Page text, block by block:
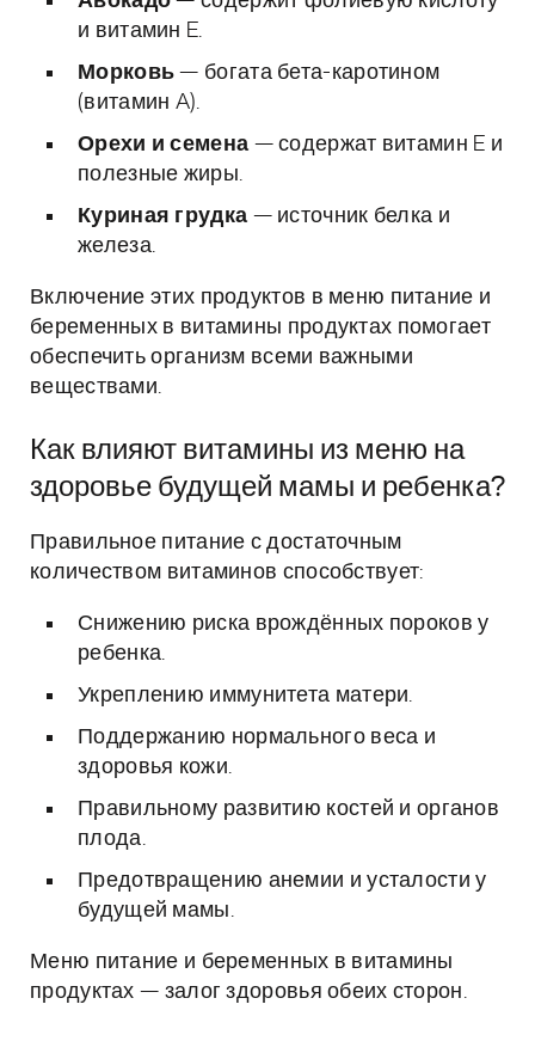
и витамин E.
Морковь — богата бета-каротином
(витамин A).
Орехи и семена — содержат витамин E и
полезные жиры.
Куриная грудка — источник белка и
железа.
Включение этих продуктов в меню питание и
беременных в витамины продуктах помогает
обеспечить организм всеми важными
веществами.
Как влияют витамины из меню на
здоровье будущей мамы и ребенка?
Правильное питание с достаточным
количеством витаминов способствует:
Снижению риска врождённых пороков у
ребенка.
Укреплению иммунитета матери.
Поддержанию нормального веса и
здоровья кожи.
Правильному развитию костей и органов
плода.
Предотвращению анемии и усталости у
будущей мамы.
Меню питание и беременных в витамины
продуктах — залог здоровья обеих сторон.